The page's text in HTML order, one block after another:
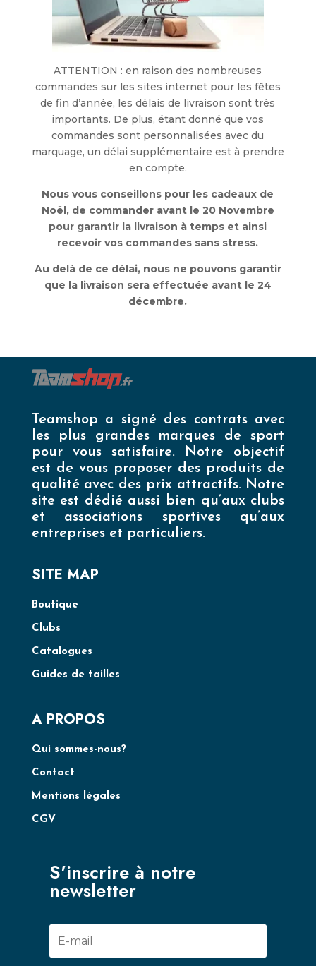
ATTENTION : en raison des nombreuses
commandes sur les sites internet pour les fêtes
de fin d’année, les délais de livraison sont très
importants. De plus, étant donné que vos
commandes sont personnalisées avec du
marquage, un délai supplémentaire est à prendre
en compte.
Nous vous conseillons pour les cadeaux de
Noël, de commander avant le 20 Novembre
pour garantir la livraison à temps et ainsi
recevoir vos commandes sans stress.
Au delà de ce délai, nous ne pouvons garantir
que la livraison sera effectuée avant le 24
décembre.
Teamshop a signé des contrats avec
les plus grandes marques de sport
pour vous satisfaire. Notre objectif
est de vous proposer des produits de
qualité avec des prix attractifs. Notre
site est dédié aussi bien qu’aux clubs
et associations sportives qu’aux
entreprises et particuliers.
SITE MAP
Boutique
Clubs
Catalogues
Guides de tailles
A PROPOS
Qui sommes-nous?
Contact
Mentions légales
CGV
S'inscrire à notre
newsletter